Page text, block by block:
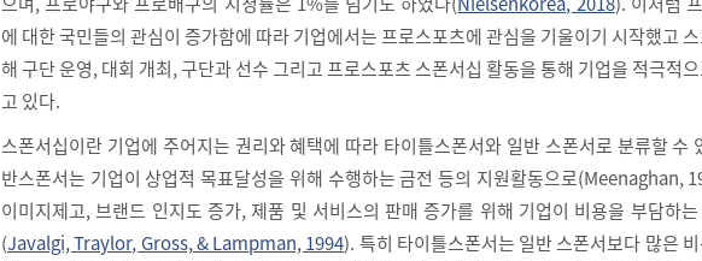
에 대한 국민들의 관심이 증가함에 따라 기업에서는 프로스포츠에 관심을 기울이기 시작했고
해 구단 운영, 대회 개최, 구단과 선수 그리고 프로스포츠 스폰서십 활동을 통해 기업을 적극적
고 있다.
스폰서십이란 기업에 주어지는 권리와 혜택에 따라 타이틀스폰서와 일반 스폰서로 분류할 수
반스폰서는 기업이 상업적 목표달성을 위해 수행하는 금전 등의 지원활동으로(Meenaghan,
이미지제고, 브랜드 인지도 증가, 제품 및 서비스의 판매 증가를 위해 기업이 비용을 부담하
(Javalgi, Traylor, Gross, & Lampman, 1994). 특히 타이틀스폰서는 일반 스폰서보다 많은